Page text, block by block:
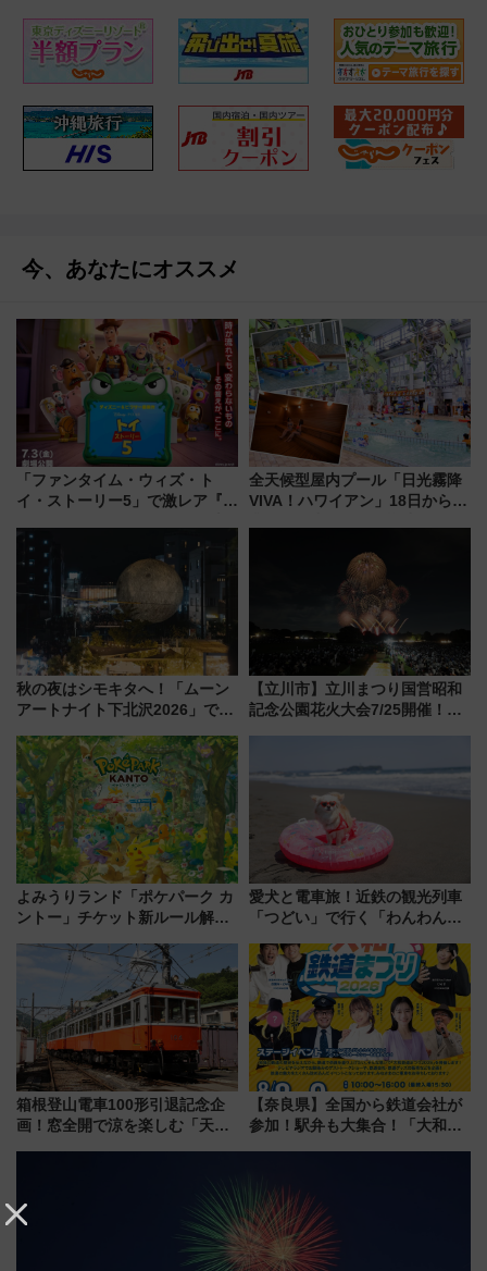
今、あなたにオススメ
「ファンタイム・ウィズ・ト
イ・ストーリー5」で激レア『ロ
デコレーションも徹底解説
全天候型屋内プール「日光霧降
VIVA！ハワイアン」18日から営
代が一日中楽しる夏のリゾート
秋の夜はシモキタへ！「ムーン
アートナイト下北沢2026」でイ
を満喫しよう
【立川市】立川まつり国営昭和
記念公園花火大会7/25開催！
よみうりランド「ポケパーク カ
ントー」チケット新ルール解
本人確認が11月スタート
愛犬と電車旅！近鉄の観光列車
「つどい」で行く「わんわん列
める日帰りツアー
箱根登山電車100形引退記念企
画！窓全開で涼を楽しむ「天然
【奈良県】全国から鉄道会社が
参加！駅弁も大集合！「大和鉄